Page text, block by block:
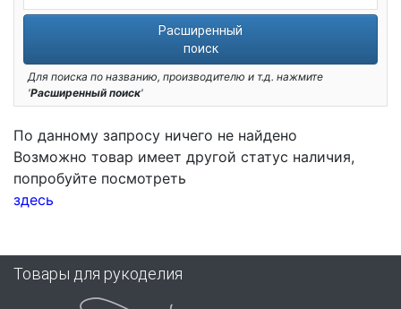
Расширенный
поиск
Для поиска по названию, производителю и т.д. нажмите
'Расширенный поиск'
По данному запросу ничего не найдено
Возможно товар имеет другой статус наличия,
попробуйте посмотреть
здесь
Товары для рукоделия